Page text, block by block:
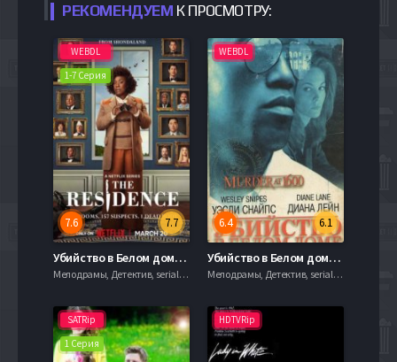
РЕКОМЕНДУЕМ К ПРОСМОТРУ:
WEBDL
1-7 Серия
7.7
7.6
Убийство в Белом доме (2025)
Мелодрамы, Детектив, serial.mob
WEBDL
6.1
6.4
Убийство в Белом доме (1997)
Мелодрамы, Детектив, serial.mob
SATRip
1 Серия
HDTVRip